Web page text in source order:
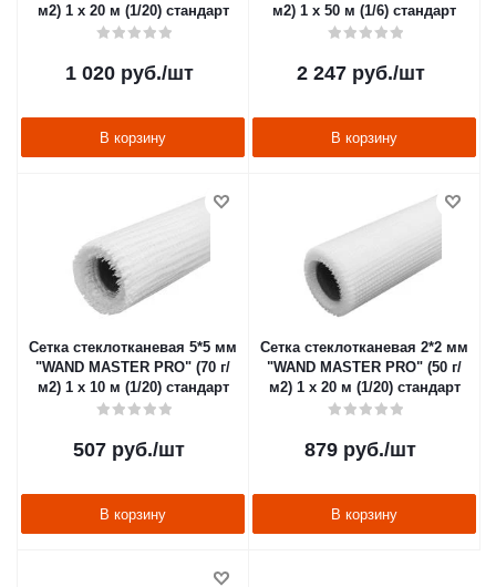
м2) 1 х 20 м (1/20) стандарт
1 020руб./шт
В корзину
м2) 1 х 50 м (1/6) стандарт
2 247руб./шт
В корзину
Сетка стеклотканевая 5*5 мм
"WAND MASTER PRO" (70 г/
м2) 1 х 10 м (1/20) стандарт
507 руб./шт
В корзину
Сетка стеклотканевая 2*2 мм
"WAND MASTER PRO" (50 г/
м2) 1 х 20 м (1/20) стандарт
879 руб./шт
В корзину